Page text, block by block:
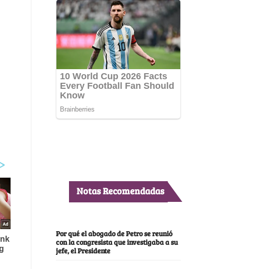
Notas Recomendadas
Por qué el abogado de Petro se reunió
con la congresista que investigaba a su
jefe, el Presidente